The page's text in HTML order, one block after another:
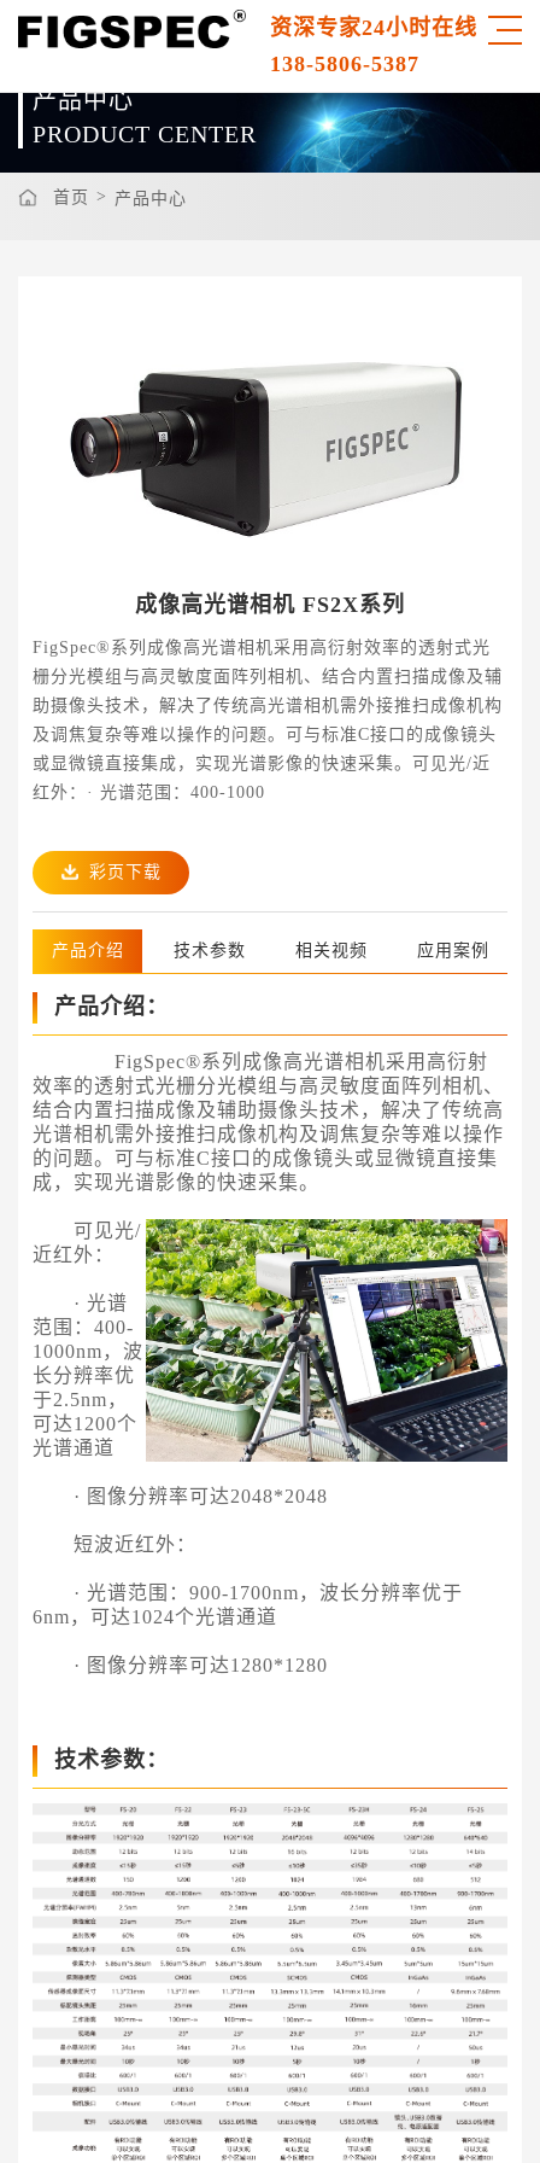
资深专家24小时在线
138-5806-5387
产品中心
PRODUCT CENTER
首页 > 产品中心
成像高光谱相机 FS2X系列
FigSpec®系列成像高光谱相机采用高衍射效率的透射式光
栅分光模组与高灵敏度面阵列相机、结合内置扫描成像及辅
助摄像头技术，解决了传统高光谱相机需外接推扫成像机构
及调焦复杂等难以操作的问题。可与标准C接口的成像镜头
或显微镜直接集成，实现光谱影像的快速采集。可见光/近
红外：· 光谱范围：400-1000
彩页下载
产品介绍 技术参数 相关视频 应用案例
产品介绍：
FigSpec®系列成像高光谱相机采用高衍射
效率的透射式光栅分光模组与高灵敏度面阵列相机、
结合内置扫描成像及辅助摄像头技术，解决了传统高
光谱相机需外接推扫成像机构及调焦复杂等难以操作
的问题。可与标准C接口的成像镜头或显微镜直接集
成，实现光谱影像的快速采集。
可见光/
近红外：
· 光谱
范围：400-
1000nm，波
长分辨率优
于2.5nm，
可达1200个
光谱通道
· 图像分辨率可达2048*2048
短波近红外：
· 光谱范围：900-1700nm，波长分辨率优于
6nm，可达1024个光谱通道
· 图像分辨率可达1280*1280
技术参数：